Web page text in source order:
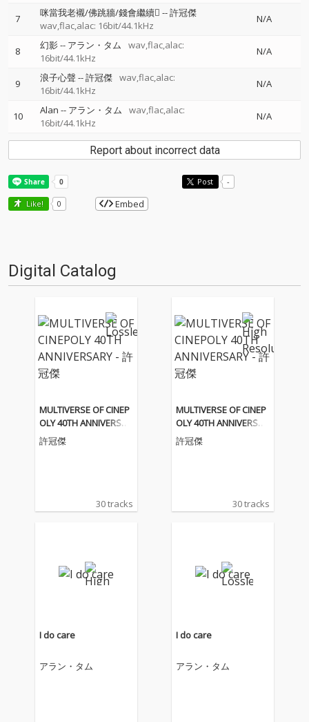
7 咪當我老襯/佛跳牆/錢會繼續 --許冠傑
wav,flac,alac: 16bit/44.1kHz
N/A
8 幻影 -- アラン・タム
wav,flac,alac:
16bit/44.1kHz
N/A
9 浪子心聲--許冠傑 wav,flac,alac:
16bit/44.1kHz
N/A
10 Alan -- アラン・タム
wav,flac,alac:
16bit/44.1kHz
N/A
Report about incorrect data
Post -
Like! 0 Embed
Digital Catalog
MULTIVERSE OF CINEP
OLY 40TH ANNIVERSAR
Y - 許冠傑
許冠傑
30 tracks
MULTIVERSE OF CINEP
OLY 40TH ANNIVERSAR
Y - 許冠傑
許冠傑
30 tracks
I do care
アラン・タム
I do care
アラン・タム